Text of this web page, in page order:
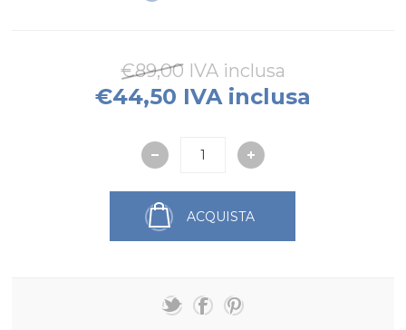
€89,00 IVA inclusa
€44,50 IVA inclusa
ACQUISTA